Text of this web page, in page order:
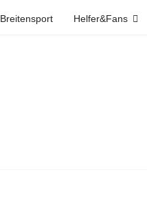
Breitensport Helfer&Fans